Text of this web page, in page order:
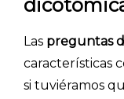
Las preguntas
características
si tuviéramos